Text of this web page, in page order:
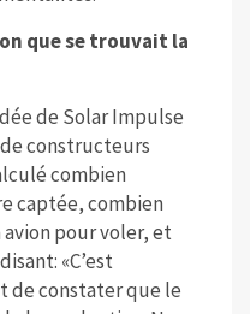
que se trouvait la
de Solar Impulse
constructeurs
combien
captée, combien
avion pour voler, et
«C’est
de constater que le